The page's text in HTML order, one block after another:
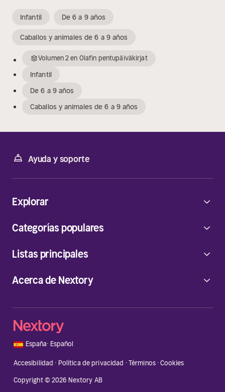
Infantil De 6 a 9 años
Caballos y animales de 6 a 9 años
Volumen2en Olafin pentupäiväkirjat
Infantil
De 6 a 9 años
Caballos y animales de 6 a 9 años
Ayuda y soporte
Acerca de Nextory
Explorar
Categorías populares
Listas principales
🇪🇸 España· Español
Accesibilidad · Política de privacidad ·Términos·Cookies
Copyright © 2026 Nextory AB